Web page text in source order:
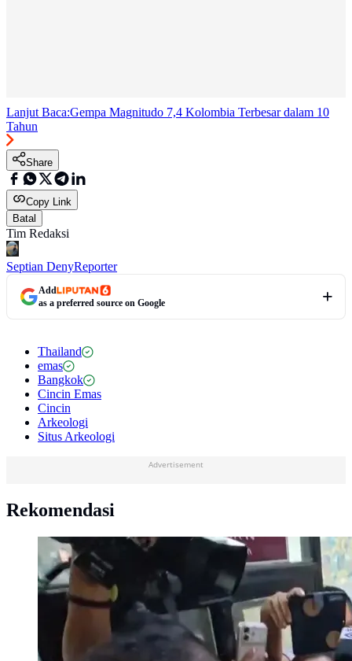
Lanjut Baca:Gempa Magnitudo 7,4 Kolombia Terbesar dalam 10
Tahun
Share
Copy Link
Batal
Tim Redaksi
Septian DenyReporter
Add
as a preferred source on Google
Thailand
emas
Bangkok
Cincin Emas
Cincin
Arkeologi
Situs Arkeologi
Advertisement
Rekomendasi